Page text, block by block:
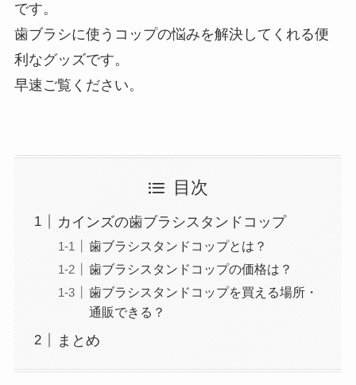
です。
歯ブラシに使うコップの悩みを解決してくれる便
利なグッズです。
早速ご覧ください。
目次
カインズの歯ブラシスタンドコップ
歯ブラシスタンドコップとは？
歯ブラシスタンドコップの価格は？
歯ブラシスタンドコップを買える場所・
通販できる？
まとめ